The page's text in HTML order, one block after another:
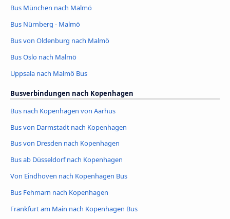
Bus München nach Malmö
Bus Nürnberg - Malmö
Bus von Oldenburg nach Malmö
Bus Oslo nach Malmö
Uppsala nach Malmö Bus
Busverbindungen nach Kopenhagen
Bus nach Kopenhagen von Aarhus
Bus von Darmstadt nach Kopenhagen
Bus von Dresden nach Kopenhagen
Bus ab Düsseldorf nach Kopenhagen
Von Eindhoven nach Kopenhagen Bus
Bus Fehmarn nach Kopenhagen
Frankfurt am Main nach Kopenhagen Bus